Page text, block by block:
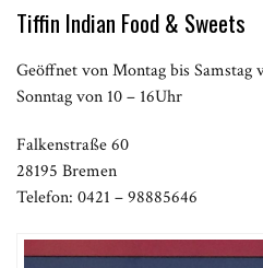
Tiffin Indian Food & Sweets
Geöffnet von Montag bis Samstag
Sonntag von 10 – 16Uhr
Falkenstraße 60
28195 Bremen
Telefon: 0421 – 98885646